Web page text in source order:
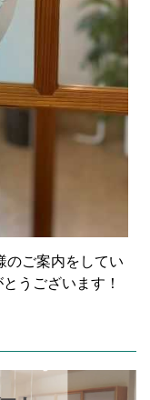
のご案内をしてい
うございます！